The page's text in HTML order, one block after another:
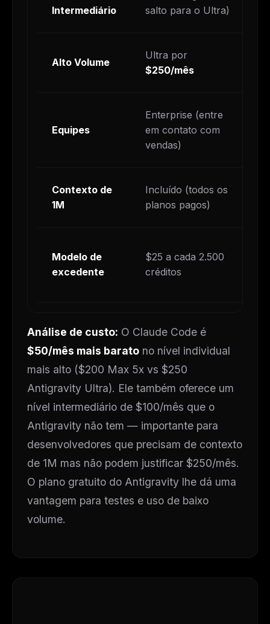
Intermediário
salto para o Ultra)
Alto Volume
Ultra por
$250/mês
Equipes
Enterprise (entre
em contato com
vendas)
Contexto de
1M
Incluído (todos os
planos pagos)
Modelo de
excedente
$25 a cada 2.500
créditos
Análise de custo: O Claude Code é
$50/mês mais barato no nível individual
mais alto ($200 Max 5x vs $250
Antigravity Ultra). Ele também oferece um
nível intermediário de $100/mês que o
Antigravity não tem — importante para
desenvolvedores que precisam de contexto
de 1M mas não podem justificar $250/mês.
O plano gratuito do Antigravity lhe dá uma
vantagem para testes e uso de baixo
volume.